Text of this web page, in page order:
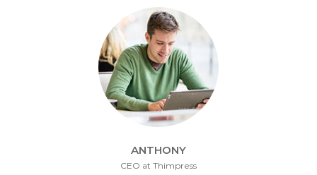
ANTHONY
CEO at Thimpress